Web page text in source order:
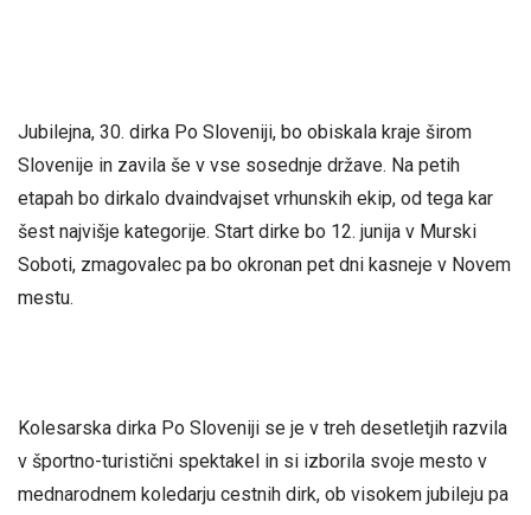
Jubilejna, 30. dirka Po Sloveniji, bo obiskala kraje širom
Slovenije in zavila še v vse sosednje države. Na petih
etapah bo dirkalo dvaindvajset vrhunskih ekip, od tega kar
šest najvišje kategorije. Start dirke bo 12. junija v Murski
Soboti, zmagovalec pa bo okronan pet dni kasneje v Novem
mestu.
Kolesarska dirka Po Sloveniji se je v treh desetletjih razvila
v športno-turistični spektakel in si izborila svoje mesto v
mednarodnem koledarju cestnih dirk, ob visokem jubileju pa